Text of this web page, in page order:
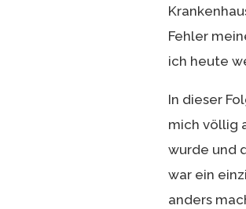
Fehler
ich heute
In dieser
mich völlig
wurde und
war ein
anders